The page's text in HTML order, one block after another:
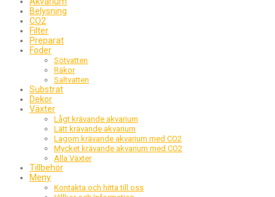
Belysning
CO2
Filter
Preparat
Foder
Sötvatten
Räkor
Saltvatten
Substrat
Dekor
Växter
Lågt krävande akvarium
Lätt krävande akvarium
Lagom krävande akvarium med CO2
Mycket krävande akvarium med CO2
Alla Växter
Tillbehör
Meny
Kontakta och hitta till oss